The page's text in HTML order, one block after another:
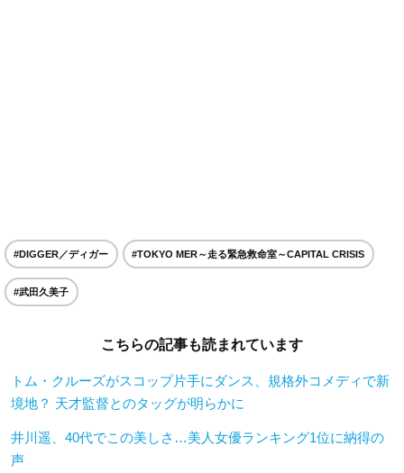
#DIGGER／ディガー #TOKYO MER～走る緊急救命室～CAPITAL CRISIS
#武田久美子
こちらの記事も読まれています
トム・クルーズがスコップ片手にダンス、規格外コメディで新
境地？ 天才監督とのタッグが明らかに
井川遥、40代でこの美しさ…美人女優ランキング1位に納得の
声